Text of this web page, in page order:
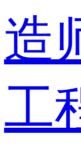
造
工